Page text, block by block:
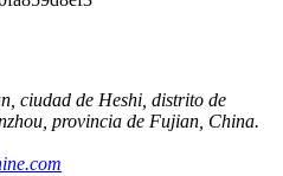
ciudad de Heshi, distrito de
provincia de Fujian, China.